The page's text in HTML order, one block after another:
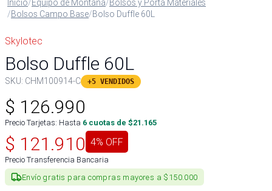
Inicio/Equipo de Montaña/Bolsos y Porta Materiales
/Bolsos Campo Base/Bolso Duffle 60L
Skylotec
Bolso Duffle 60L
SKU: CHM100914-C +5 VENDIDOS
$ 126.990
Precio Tarjetas: Hasta 6 cuotas de $21.165
$ 121.910 4% OFF
Precio Transferencia Bancaria
Envío gratis para compras mayores a $150.000